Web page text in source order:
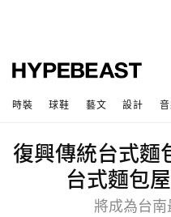
時裝 球鞋 藝文 設計
復興傳統台式麵
台式麵包
將成為台南